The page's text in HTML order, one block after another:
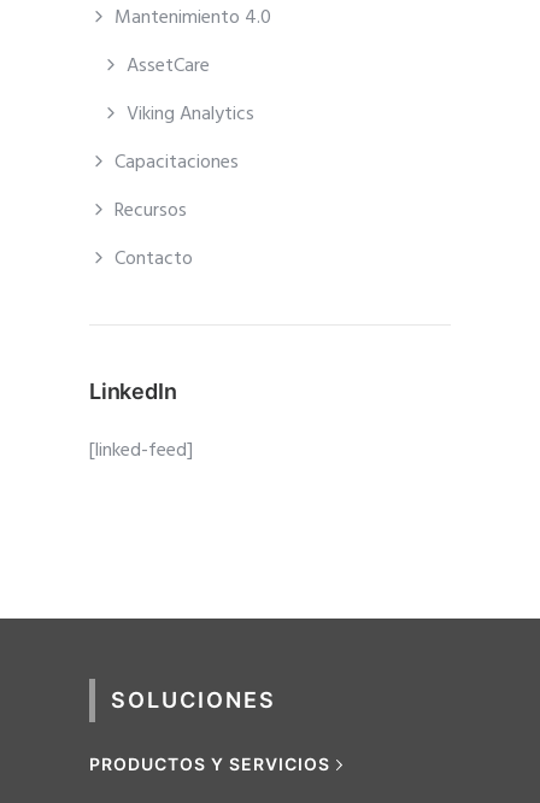
Mantenimiento 4.0
AssetCare
Viking Analytics
Capacitaciones
Recursos
Contacto
LinkedIn
[linked-feed]
SOLUCIONES
PRODUCTOS Y SERVICIOS